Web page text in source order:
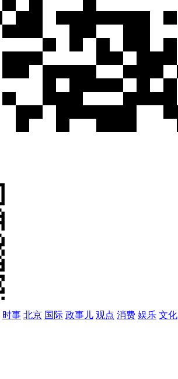
时事 北京 国际 政事儿 观点 消费 娱乐 文化